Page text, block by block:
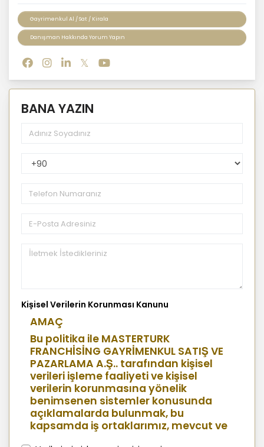
Gayrimenkul Al / Sat / Kirala
Danışman Hakkında Yorum Yapın
BANA YAZIN
PhoneNumberCountryPhoneCode
Kişisel Verilerin Korunması Kanunu
AMAÇ
Bu politika ile MASTERTURK
FRANCHİSİNG GAYRİMENKUL SATIŞ VE
PAZARLAMA A.Ş.. tarafından kişisel
verileri işleme faaliyeti ve kişisel
verilerin korunmasına yönelik
benimsenen sistemler konusunda
açıklamalarda bulunmak, bu
kapsamda iş ortaklarımız, mevcut ve